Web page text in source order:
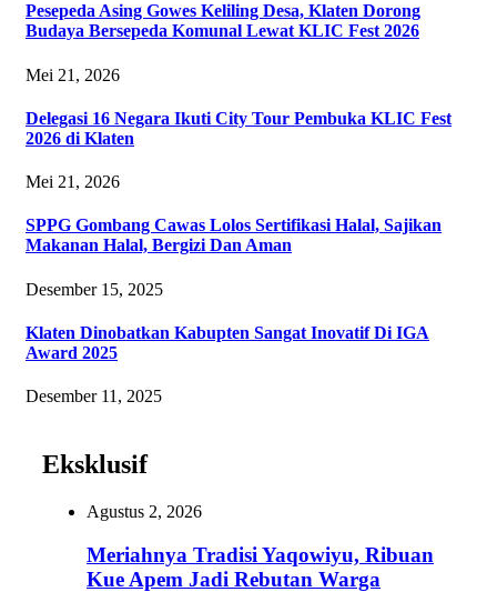
Pesepeda Asing Gowes Keliling Desa, Klaten Dorong
Budaya Bersepeda Komunal Lewat KLIC Fest 2026
Mei 21, 2026
Delegasi 16 Negara Ikuti City Tour Pembuka KLIC Fest
2026 di Klaten
Mei 21, 2026
SPPG Gombang Cawas Lolos Sertifikasi Halal, Sajikan
Makanan Halal, Bergizi Dan Aman
Desember 15, 2025
Klaten Dinobatkan Kabupten Sangat Inovatif Di IGA
Award 2025
Desember 11, 2025
Eksklusif
Agustus 2, 2026
Meriahnya Tradisi Yaqowiyu, Ribuan
Kue Apem Jadi Rebutan Warga